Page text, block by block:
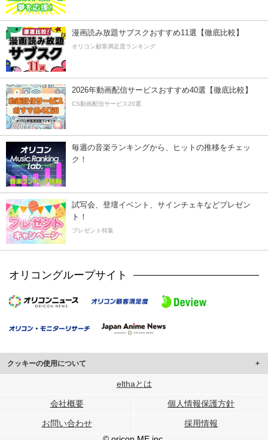
漫画読み放題サブスクおすすめ11選【徹底比較】
オリコン顧客満足度ランキング
2026年動画配信サービスおすすめ40選【徹底比較】
CS動画配信サービス20選
毎週の音楽ランキングから、ヒットの推移をチェッ
ク！
試写会、登壇イベント、サインチェキなどプレゼン
ト！
プレゼント特集
オリコングループサイト
クッキーの使用について
このサイトでは Cookie を使用して、ユーザーに合わせたコンテンツや広告の
行っています。
メディアや広告配信、データ解析の各パートナーに提供しています。
elthaとは
会社概要 個人情報保護方針
お問い合わせ
採用情報